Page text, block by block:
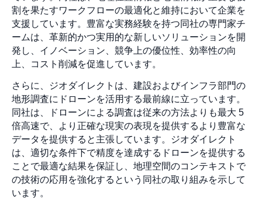
割を果たすワークフローの最適化と維持において企業を
支援しています。豊富な実務経験を持つ同社の専門家チ
ームは、革新的かつ実用的な新しいソリューションを開
発し、イノベーション、競争上の優位性、効率性の向
上、コスト削減を促進しています。
さらに、ジオダイレクトは、建設およびインフラ部門の
地形調査にドローンを活用する最前線に立っています。
同社は、ドローンによる調査は従来の方法よりも最大 5
倍高速で、より正確な現実の表現を提供するより豊富な
データを提供すると主張しています。ジオダイレクト
は、適切な条件下で精度を達成するドローンを提供する
ことで最適な結果を保証し、地理空間のコンテキストで
の技術の応用を強化するという同社の取り組みを示して
います。